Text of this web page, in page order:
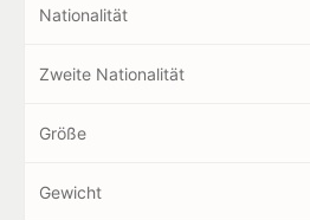
Nationalität
Zweite Nationalität
Größe
Gewicht